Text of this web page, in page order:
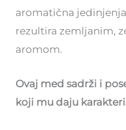
aromatična
rezultira zemljanim,
aromom.
Ovaj med sadrži i
koji mu daju